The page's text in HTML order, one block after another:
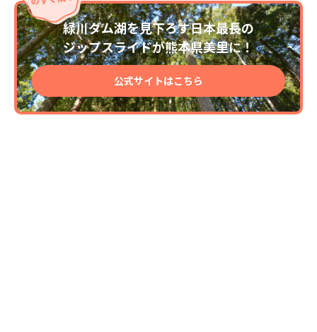
緑川ダム湖を見下ろす日本最長の
ジップスライドが熊本県美里に！
公式サイトはこちら